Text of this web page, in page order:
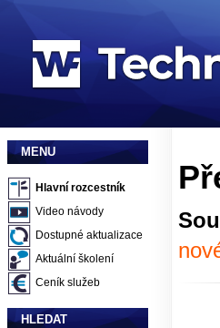
MENU
Hlavní rozcestník
Video návody
Dostupné aktualizace
Aktuální školení
Ceník služeb
HLEDAT